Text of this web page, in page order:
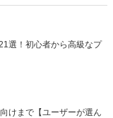
選！初心者から高級なプ
けまで【ユーザーが選ん